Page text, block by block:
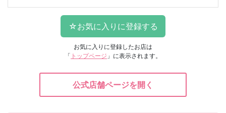
お気に入りに登録したお店は
「 トップページ 」に表示されます。
公式店舗ページを開く